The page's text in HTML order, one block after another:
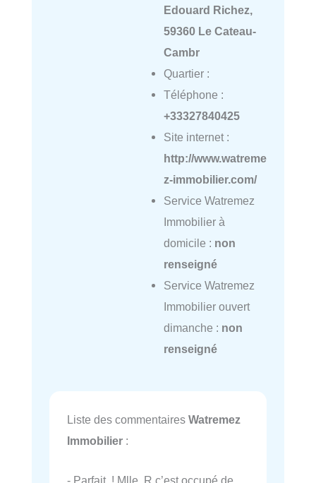
Edouard Richez,
59360 Le Cateau-
Cambr
Quartier :
Téléphone :
+33327840425
Site internet :
http://www.watreme
z-immobilier.com/
Service Watremez
Immobilier à
domicile : non
renseigné
Service Watremez
Immobilier ouvert
dimanche : non
renseigné
Liste des commentaires Watremez
Immobilier :
- Parfait ! Mlle. R c’est occupé de